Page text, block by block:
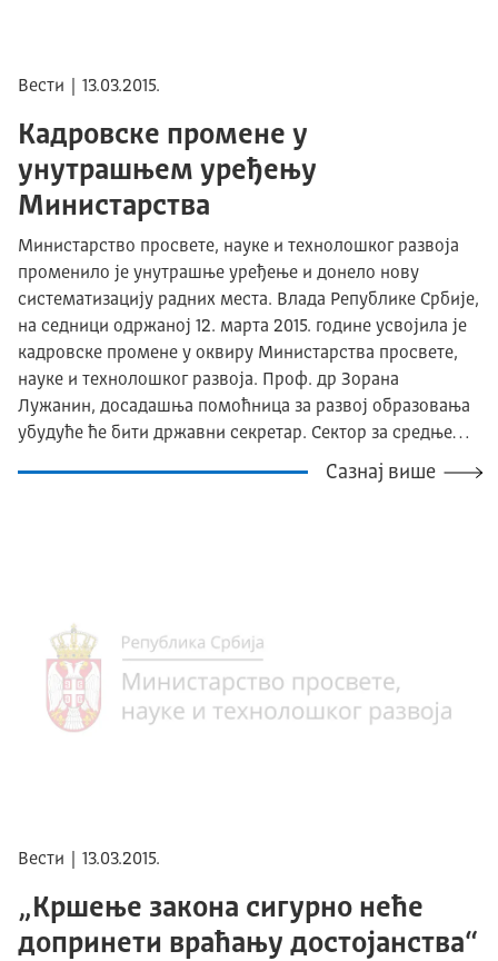
Вести | 13.03.2015.
Кадровске промене у
унутрашњем уређењу
Министарства
Министарство просвете, науке и технолошког развоја
променило је унутрашње уређење и донело нову
систематизацију радних места. Влада Републике Србије,
на седници одржаној 12. марта 2015. године усвојила је
кадровске промене у оквиру Министарства просвете,
науке и технолошког развоја. Проф. др Зорана
Лужанин, досадашња помоћница за развој образовања
убудуће ће бити државни секретар. Сектор за средње…
Сазнај више
Вести | 13.03.2015.
„Кршење закона сигурно неће
допринети враћању достојанства“